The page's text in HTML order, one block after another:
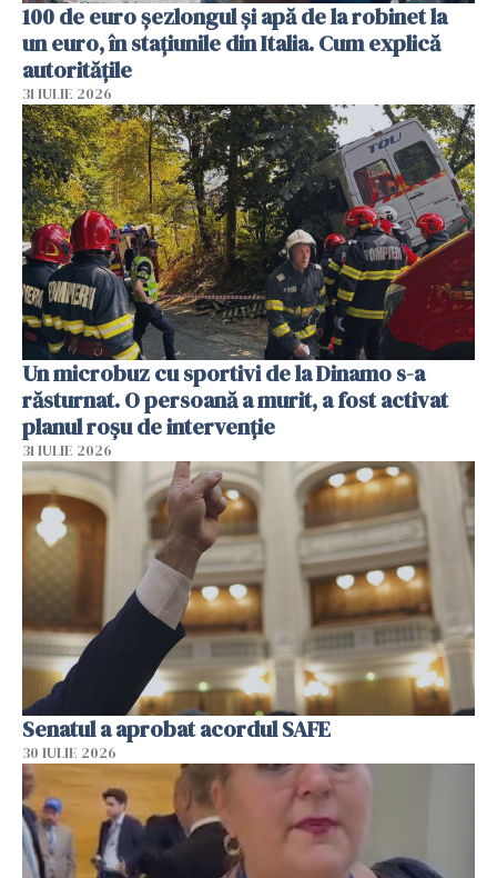
100 de euro șezlongul și apă de la robinet la
un euro, în stațiunile din Italia. Cum explică
autoritățile
31 IULIE 2026
Un microbuz cu sportivi de la Dinamo s-a
răsturnat. O persoană a murit, a fost activat
planul roșu de intervenție
31 IULIE 2026
Senatul a aprobat acordul SAFE
30 IULIE 2026